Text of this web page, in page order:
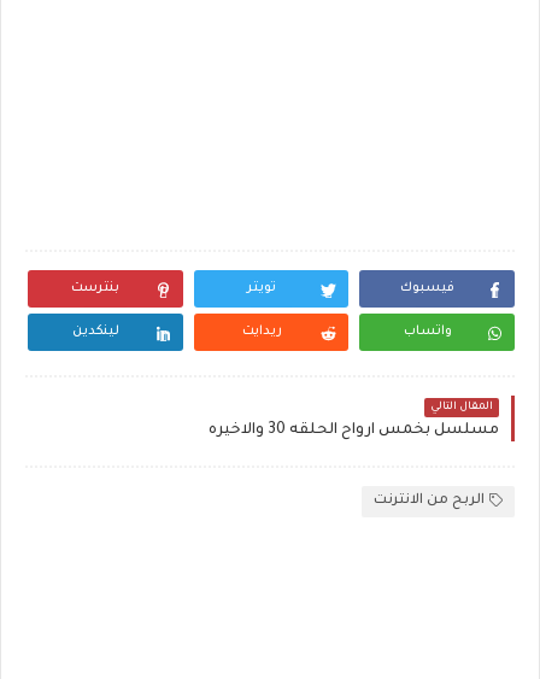
فيسبوك تويتر بنترست
واتساب ريدايت لينكدين
المقال التالي
مسلسل بخمس ارواح الحلقه 30 والاخيره
الربح من الانترنت